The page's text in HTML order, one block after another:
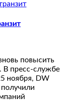
повысить
В пресс-службе
ноября, DW